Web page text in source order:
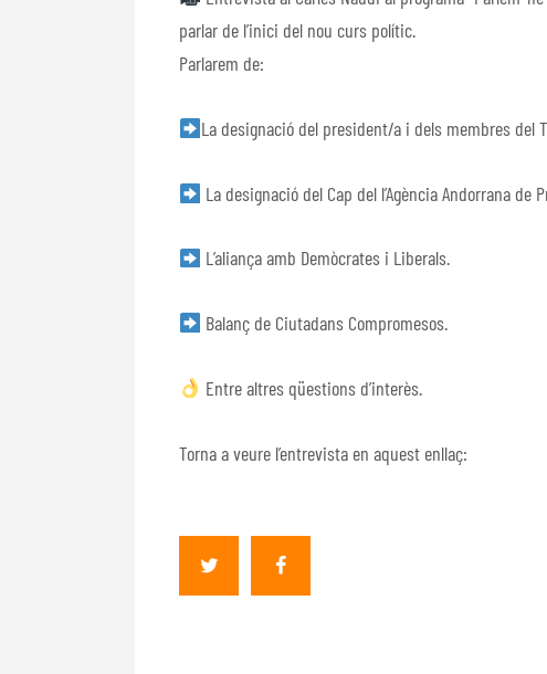
parlar de l’inici del nou curs polític.
Parlarem de:
La designació del president/a i dels membres del
La designació del Cap del l’Agència Andorrana de
L’aliança amb Demòcrates i Liberals.
Balanç de Ciutadans Compromesos.
Entre altres qüestions d’interès.
Torna a veure l’entrevista en aquest enllaç: